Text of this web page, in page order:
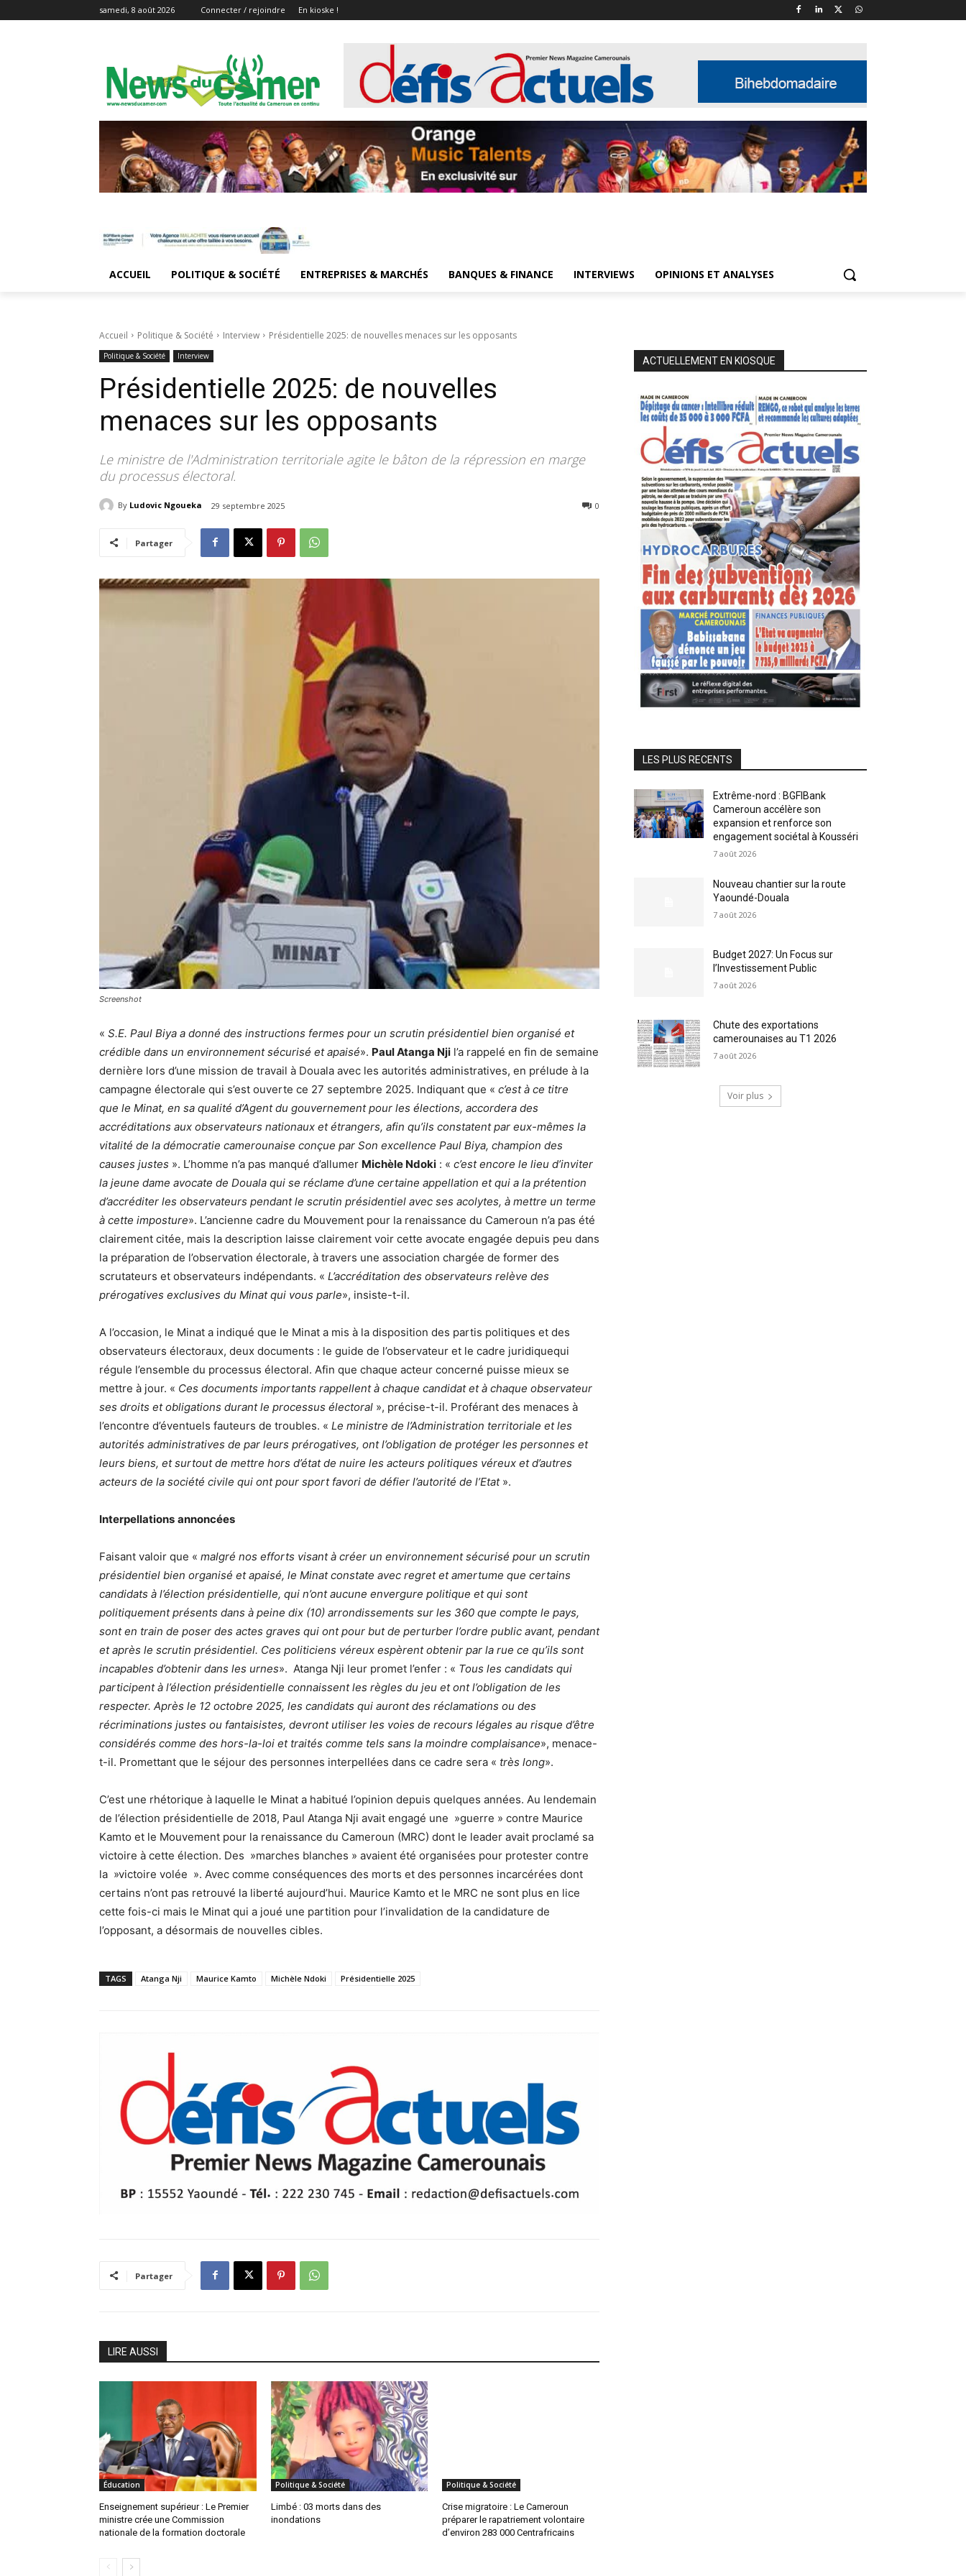
samedi, 8 août 2026 Connecter / rejoindre En kioske !
ACCUEIL POLITIQUE & SOCIÉTÉ ENTREPRISES & MARCHÉS BANQUES & FINANCE INTERVIEWS OPINIONS ET ANALYSES
Accueil Politique & Société Interview Présidentielle 2025: de nouvelles menaces sur les opposants
Politique & Société Interview
Présidentielle 2025: de nouvelles
menaces sur les opposants
Le ministre de l'Administration territoriale agite le bâton de la répression en marge
du processus électoral.
By Ludovic Ngoueka 29 septembre 2025 0
Partager
Screenshot
« S.E. Paul Biya a donné des instructions fermes pour un scrutin présidentiel bien organisé et
crédible dans un environnement sécurisé et apaisé». Paul Atanga Nji l’a rappelé en fin de semaine
dernière lors d’une mission de travail à Douala avec les autorités administratives, en prélude à la
campagne électorale qui s’est ouverte ce 27 septembre 2025. Indiquant que « c’est à ce titre
que le Minat, en sa qualité d’Agent du gouvernement pour les élections, accordera des
accréditations aux observateurs nationaux et étrangers, afin qu’ils constatent par eux-mêmes la
vitalité de la démocratie camerounaise conçue par Son excellence Paul Biya, champion des
causes justes ». L’homme n’a pas manqué d’allumer Michèle Ndoki : « c’est encore le lieu d’inviter
la jeune dame avocate de Douala qui se réclame d’une certaine appellation et qui a la prétention
d’accréditer les observateurs pendant le scrutin présidentiel avec ses acolytes, à mettre un terme
à cette imposture». L’ancienne cadre du Mouvement pour la renaissance du Cameroun n’a pas été
clairement citée, mais la description laisse clairement voir cette avocate engagée depuis peu dans
la préparation de l’observation électorale, à travers une association chargée de former des
scrutateurs et observateurs indépendants. « L’accréditation des observateurs relève des
prérogatives exclusives du Minat qui vous parle», insiste-t-il.
A l’occasion, le Minat a indiqué que le Minat a mis à la disposition des partis politiques et des
observateurs électoraux, deux documents : le guide de l’observateur et le cadre juridiquequi
régule l’ensemble du processus électoral. Afin que chaque acteur concerné puisse mieux se
mettre à jour. « Ces documents importants rappellent à chaque candidat et à chaque observateur
ses droits et obligations durant le processus électoral », précise-t-il. Proférant des menaces à
l’encontre d’éventuels fauteurs de troubles. « Le ministre de l’Administration territoriale et les
autorités administratives de par leurs prérogatives, ont l’obligation de protéger les personnes et
leurs biens, et surtout de mettre hors d’état de nuire les acteurs politiques véreux et d’autres
acteurs de la société civile qui ont pour sport favori de défier l’autorité de l’Etat».
Interpellations annoncées
Faisant valoir que « malgré nos efforts visant à créer un environnement sécurisé pour un scrutin
présidentiel bien organisé et apaisé, le Minat constate avec regret et amertume que certains
candidats à l’élection présidentielle, qui n’ont aucune envergure politique et qui sont
politiquement présents dans à peine dix (10) arrondissements sur les 360 que compte le pays,
sont en train de poser des actes graves qui ont pour but de perturber l’ordre public avant, pendant
et après le scrutin présidentiel. Ces politiciens véreux espèrent obtenir par la rue ce qu’ils sont
incapables d’obtenir dans les urnes». Atanga Nji leur promet l’enfer : « Tous les candidats qui
participent à l’élection présidentielle connaissent les règles du jeu et ont l’obligation de les
respecter. Après le 12 octobre 2025, les candidats qui auront des réclamations ou des
récriminations justes ou fantaisistes, devront utiliser les voies de recours légales au risque d’être
considérés comme des hors-la-loi et traités comme tels sans la moindre complaisance», menace-
t-il. Promettant que le séjour des personnes interpellées dans ce cadre sera « très long».
C’est une rhétorique à laquelle le Minat a habitué l’opinion depuis quelques années. Au lendemain
de l’élection présidentielle de 2018, Paul Atanga Nji avait engagé une »guerre » contre Maurice
Kamto et le Mouvement pour la renaissance du Cameroun (MRC) dont le leader avait proclamé sa
victoire à cette élection. Des »marches blanches » avaient été organisées pour protester contre
la »victoire volée ». Avec comme conséquences des morts et des personnes incarcérées dont
certains n’ont pas retrouvé la liberté aujourd’hui. Maurice Kamto et le MRC ne sont plus en lice
cette fois-ci mais le Minat qui a joué une partition pour l’invalidation de la candidature de
l’opposant, a désormais de nouvelles cibles.
TAGS Atanga Nji Maurice Kamto Michèle Ndoki Présidentielle 2025
Partager
LIRE AUSSI
Éducation
Enseignement supérieur : Le Premier
ministre crée une Commission
nationale de la formation doctorale
Politique & Société
Limbé : 03 morts dans des
inondations
Politique & Société
Crise migratoire : Le Cameroun
préparer le rapatriement volontaire
d’environ 283 000 Centrafricains
ACTUELLEMENT EN KIOSQUE
LES PLUS RECENTS
Extrême-nord : BGFIBank
Cameroun accélère son
expansion et renforce son
engagement sociétal à Kousséri
7 août 2026
Nouveau chantier sur la route
Yaoundé-Douala
7 août 2026
Budget 2027: Un Focus sur
l’Investissement Public
7 août 2026
Chute des exportations
camerounaises au T1 2026
7 août 2026
Voir plus